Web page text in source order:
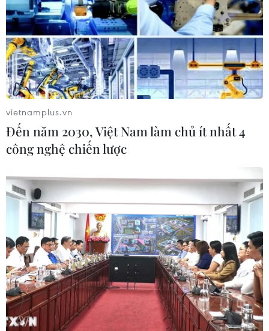
vietnamplus.vn
Đến năm 2030, Việt Nam làm chủ ít nhất 4
công nghệ chiến lược